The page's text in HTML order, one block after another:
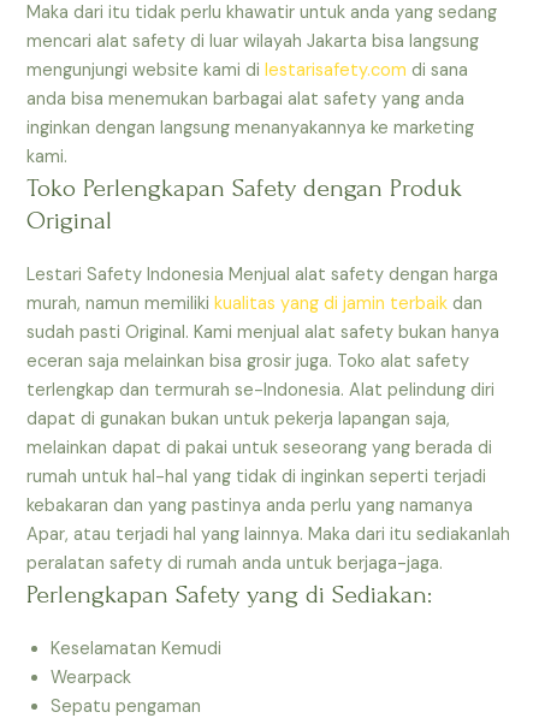
Maka dari itu tidak perlu khawatir untuk anda yang sedang
mencari alat safety di luar wilayah Jakarta bisa langsung
mengunjungi website kami dilestarisafety.com di sana
anda bisa menemukan barbagai alat safety yang anda
inginkan dengan langsung menanyakannya ke marketing
kami.
Toko Perlengkapan Safety dengan Produk
Original
Lestari Safety Indonesia Menjual alat safety dengan harga
murah, namun memilikikualitas yang di jamin terbaik dan
sudah pasti Original. Kami menjual alat safety bukan hanya
eceran saja melainkan bisa grosir juga. Toko alat safety
terlengkap dan termurah se-Indonesia. Alat pelindung diri
dapat di gunakan bukan untuk pekerja lapangan saja,
melainkan dapat di pakai untuk seseorang yang berada di
rumah untuk hal-hal yang tidak di inginkan seperti terjadi
kebakaran dan yang pastinya anda perlu yang namanya
Apar, atau terjadi hal yang lainnya. Maka dari itu sediakanlah
peralatan safety di rumah anda untuk berjaga-jaga.
Perlengkapan Safety yang di Sediakan:
Keselamatan Kemudi
Wearpack
Sepatu pengaman